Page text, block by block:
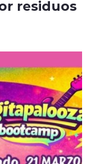
residuos